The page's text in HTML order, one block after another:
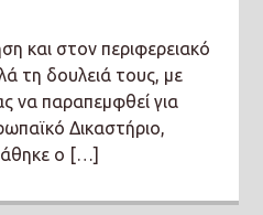
και στον περιφερειακό
τη δουλειά τους, με
να παραπεμφθεί για
Δικαστήριο,
ο […]